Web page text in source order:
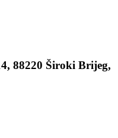
88220 Široki Brijeg,